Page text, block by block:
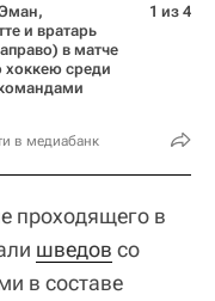
и вратарь
в матче
хоккею среди
в медиабанк
1 из 4
проходящего в
шведов со
в составе